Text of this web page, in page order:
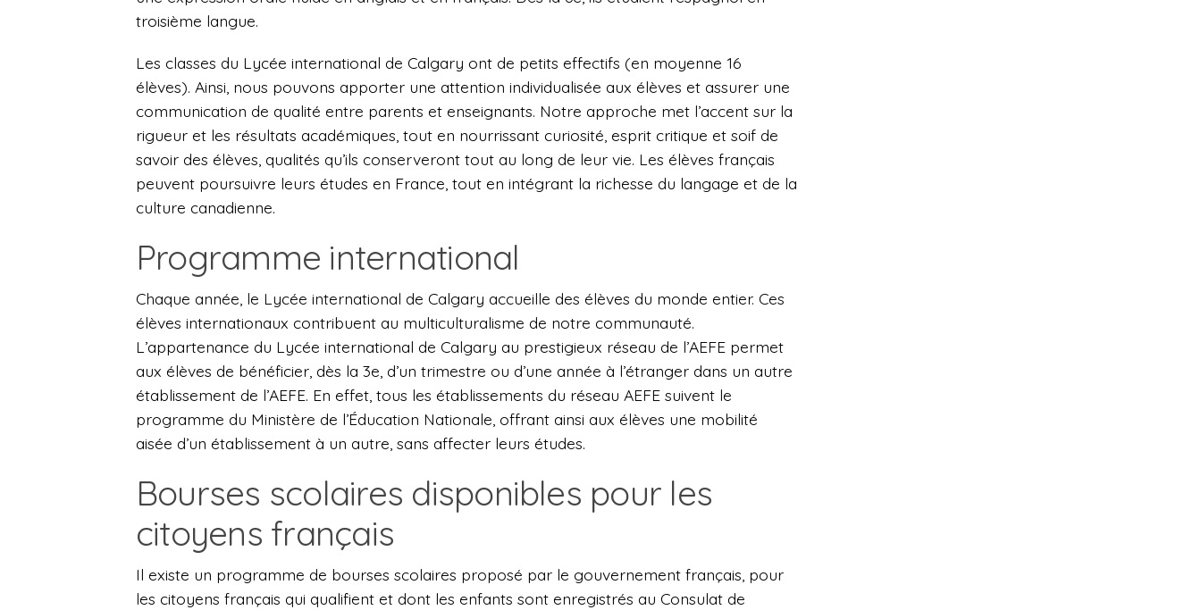
troisième langue.
Les classes du Lycée international de Calgary ont de petits effectifs (en moyenne 16
élèves). Ainsi, nous pouvons apporter une attention individualisée aux élèves et assurer une
communication de qualité entre parents et enseignants. Notre approche met l’accent sur la
rigueur et les résultats académiques, tout en nourrissant curiosité, esprit critique et soif de
savoir des élèves, qualités qu’ils conserveront tout au long de leur vie. Les élèves français
peuvent poursuivre leurs études en France, tout en intégrant la richesse du langage et de la
culture canadienne.
Programme international
Chaque année, le Lycée international de Calgary accueille des élèves du monde entier. Ces
élèves internationaux contribuent au multiculturalisme de notre communauté.
L’appartenance du Lycée international de Calgary au prestigieux réseau de l’AEFE permet
aux élèves de bénéficier, dès la 3e, d’un trimestre ou d’une année à l’étranger dans un autre
établissement de l’AEFE. En effet, tous les établissements du réseau AEFE suivent le
programme du Ministère de l’Éducation Nationale, offrant ainsi aux élèves une mobilité
aisée d’un établissement à un autre, sans affecter leurs études.
Bourses scolaires disponibles pour les
citoyens français
Il existe un programme de bourses scolaires proposé par le gouvernement français, pour
les citoyens français qui qualifient et dont les enfants sont enregistrés au Consulat de